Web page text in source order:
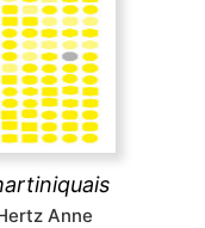
Anne
de cette
pas la
créolophones.
de sa riche